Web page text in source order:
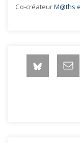
Co-créateurM@ths